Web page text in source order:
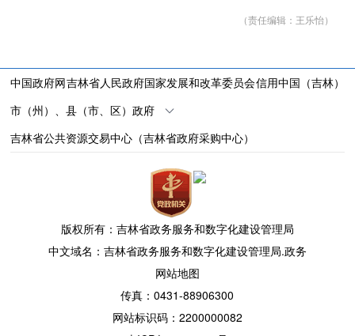
（责任编辑： 王乐怡）
中国政府网吉林省人民政府国家发展和改革委员会信用中国（吉林）
市（州）、县（市、区）政府
吉林省公共资源交易中心（吉林省政府采购中心）
版权所有：吉林省政务服务和数字化建设管理局
中文域名：吉林省政务服务和数字化建设管理局.政务
网站地图
传真：0431-88906300
网站标识码：2200000082